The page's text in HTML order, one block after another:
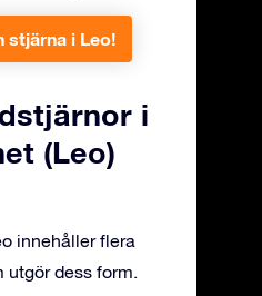
stjärna i Leo!
i
(Leo)
innehåller flera
utgör dess form.